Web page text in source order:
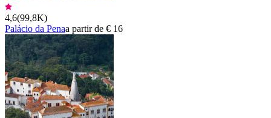
4,6(99,8K)
Palácio da Penaa partir de € 16